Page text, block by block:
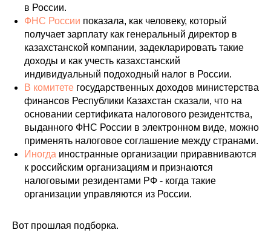
в России.
ФНС России показала, как человеку, который
получает зарплату как генеральный директор в
казахстанской компании, задекларировать такие
доходы и как учесть казахстанский
индивидуальный подоходный налог в России.
В комитете государственных доходов министерства
финансов Республики Казахстан сказали, что на
основании сертификата налогового резидентства,
выданного ФНС России в электронном виде, можно
применять налоговое соглашение между странами.
Иногда иностранные организации приравниваются
к российским организациям и признаются
налоговыми резидентами РФ - когда такие
организации управляются из России.
Вот прошлая подборка.